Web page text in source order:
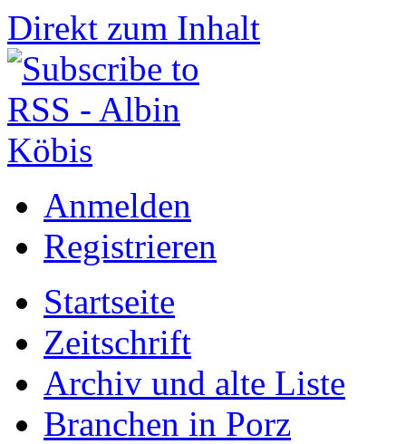
Direkt zum Inhalt
Anmelden
Registrieren
Startseite
Zeitschrift
Archiv und alte Liste
Branchen in Porz